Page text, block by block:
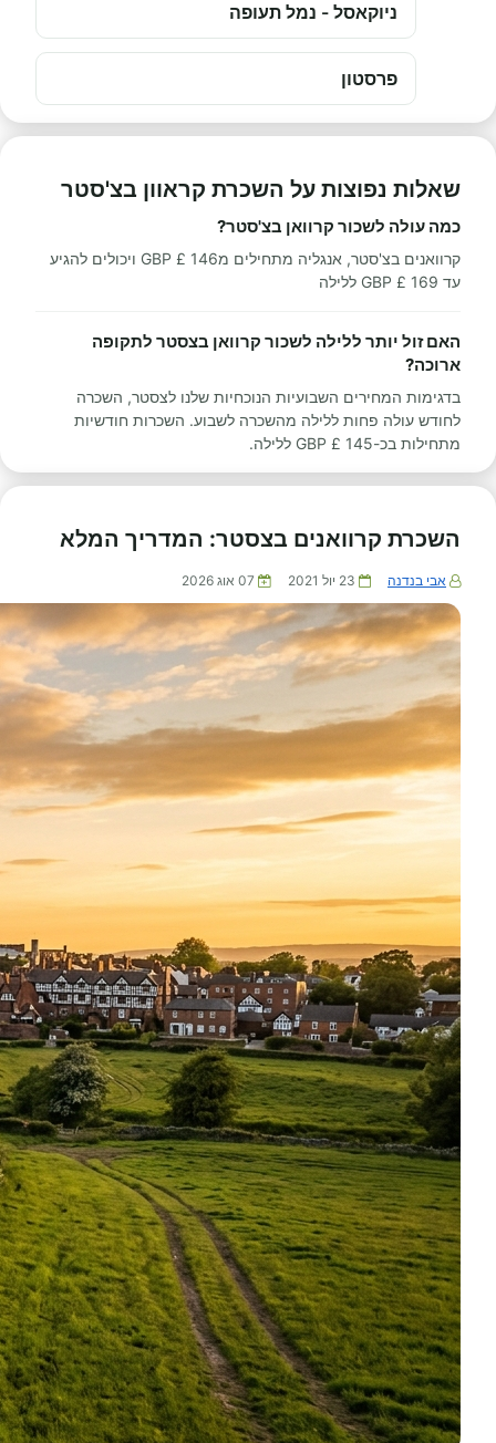
ניוקאסל - נמל תעופה
פרסטון
שאלות נפוצות על השכרת קראוון בצ'סטר
כמה עולה לשכור קרוואן בצ'סטר?
קרוואנים בצ'סטר, אנגליה מתחילים מ146 £ GBP ויכולים להגיע
עד 169 £ GBP ללילה
האם זול יותר ללילה לשכור קרוואן בצסטר לתקופה
ארוכה?
בדגימות המחירים השבועיות הנוכחיות שלנו לצסטר, השכרה
לחודש עולה פחות ללילה מהשכרה לשבוע. השכרות חודשיות
מתחילות בכ-145 £ GBP ללילה.
השכרת קרוואנים בצסטר: המדריך המלא
אבי בנדנה 23 יול 2021 07 אוג 2026